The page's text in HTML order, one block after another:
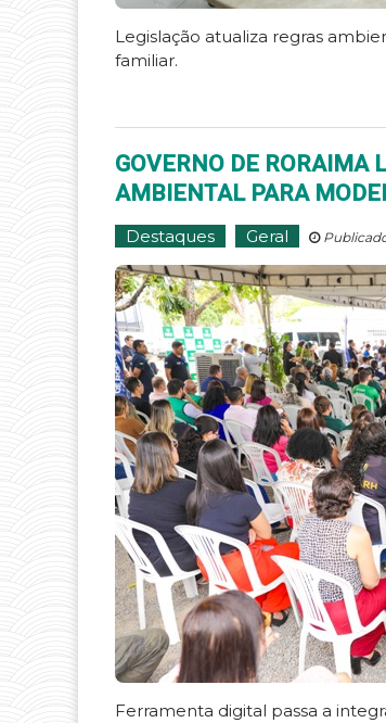
Legislação atualiza regras
familiar.
GOVERNO DE RORAIMA
AMBIENTAL PARA
Destaques Geral
Ferramenta digital passa a